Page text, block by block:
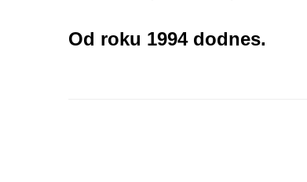
Od roku 1994 dodnes.